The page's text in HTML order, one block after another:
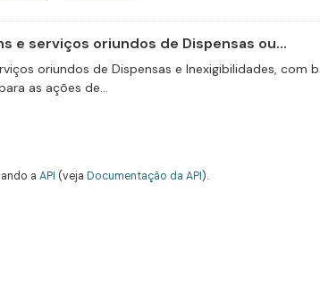
e serviços oriundos de Dispensas ou...
oriundos de Dispensas e Inexigibilidades, com
as ações de...
a API (veja Documentação da API).